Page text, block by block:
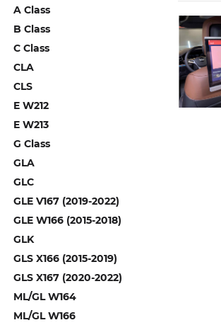
A Сlass
B Class
C Class
CLA
CLS
E W212
E W213
G Class
GLA
GLC
GLE V167 (2019-2022)
GLE W166 (2015-2018)
GLK
GLS X166 (2015-2019)
GLS X167 (2020-2022)
ML/GL W164
ML/GL W166